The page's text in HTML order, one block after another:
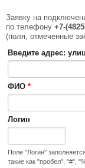
Заявку на
по телефону +7-
(поля, отмеченные
Введите адрес:
ФИО *
Логин
Поле "Логин"
такие как "пробел", "#",